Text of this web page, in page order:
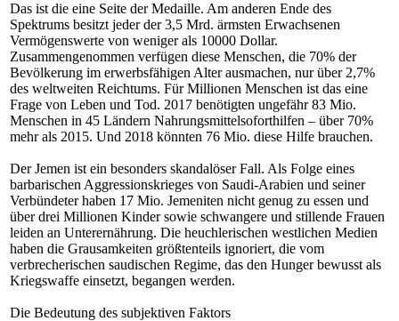
Das ist die eine Seite der Medaille. Am anderen Ende des
Spektrums besitzt jeder der 3,5 Mrd. ärmsten Erwachsenen
Vermögenswerte von weniger als 10000 Dollar.
Zusammengenommen verfügen diese Menschen, die 70% der
Bevölkerung im erwerbsfähigen Alter ausmachen, nur über 2,7%
des weltweiten Reichtums. Für Millionen Menschen ist das eine
Frage von Leben und Tod. 2017 benötigten ungefähr 83 Mio.
Menschen in 45 Ländern Nahrungsmittelsoforthilfen – über 70%
mehr als 2015. Und 2018 könnten 76 Mio. diese Hilfe brauchen.
Der Jemen ist ein besonders skandalöser Fall. Als Folge eines
barbarischen Aggressionskrieges von Saudi-Arabien und seiner
Verbündeter haben 17 Mio. Jemeniten nicht genug zu essen und
über drei Millionen Kinder sowie schwangere und stillende Frauen
leiden an Unterernährung. Die heuchlerischen westlichen Medien
haben die Grausamkeiten größtenteils ignoriert, die vom
verbrecherischen saudischen Regime, das den Hunger bewusst als
Kriegswaffe einsetzt, begangen werden.
Die Bedeutung des subjektiven Faktors